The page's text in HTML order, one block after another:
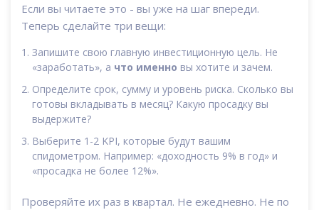
Если вы читаете это - вы уже на шаг впереди.
Теперь сделайте три вещи:
Запишите свою главную инвестиционную цель. Не
«заработать», а что именно вы хотите и зачем.
Определите срок, сумму и уровень риска. Сколько вы
готовы вкладывать в месяц? Какую просадку вы
выдержите?
Выберите 1-2 KPI, которые будут вашим
спидометром. Например: «доходность 9% в год» и
«просадка не более 12%».
Проверяйте их раз в квартал. Не ежедневно. Не по